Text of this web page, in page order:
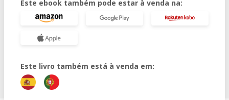
Este ebook também pode estar à venda na:
Este livro também está à venda em: